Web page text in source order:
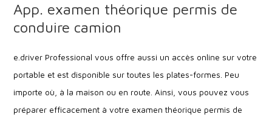
App. examen théorique permis de
conduire camion
e.driver Professional vous offre aussi un accès online sur votre
portable et est disponible sur toutes les plates-formes. Peu
importe où, à la maison ou en route. Ainsi, vous pouvez vous
préparer efficacement à votre examen théorique permis de